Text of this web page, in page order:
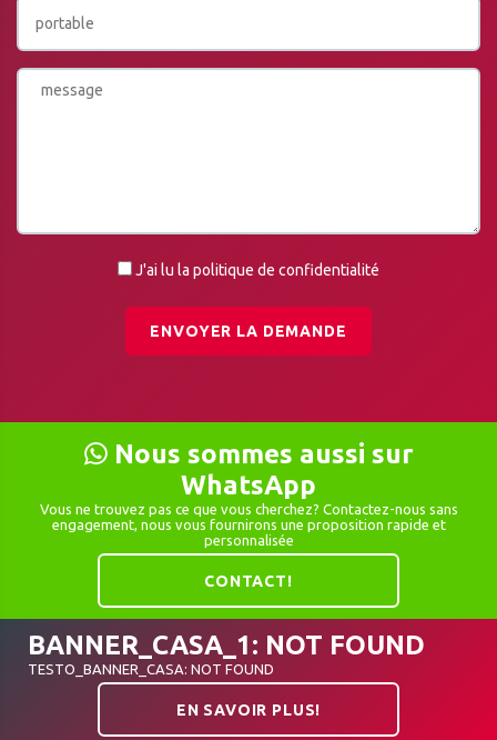
J'ai lu la politique de confidentialité
ENVOYER LA DEMANDE
Nous sommes aussi sur
WhatsApp
Vous ne trouvez pas ce que vous cherchez? Contactez-nous sans
engagement, nous vous fournirons une proposition rapide et
personnalisée
CONTACT!
BANNER_CASA_1: NOT FOUND
TESTO_BANNER_CASA: NOT FOUND
EN SAVOIR PLUS!